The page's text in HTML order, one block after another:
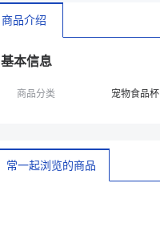
商品介绍
基本信息
商品分类 宠物食品杯
常一起浏览的商品